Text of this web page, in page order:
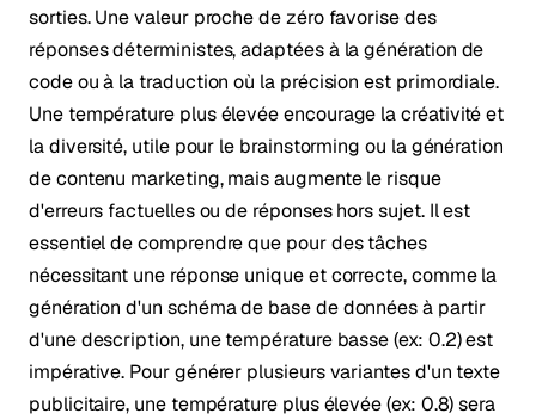
sorties. Une valeur proche de zéro favorise des
réponses déterministes, adaptées à la génération de
code ou à la traduction où la précision est primordiale.
Une température plus élevée encourage la créativité et
la diversité, utile pour le brainstorming ou la génération
de contenu marketing, mais augmente le risque
d'erreurs factuelles ou de réponses hors sujet. Il est
essentiel de comprendre que pour des tâches
nécessitant une réponse unique et correcte, comme la
génération d'un schéma de base de données à partir
d'une description, une température basse (ex: 0.2) est
impérative. Pour générer plusieurs variantes d'un texte
publicitaire, une température plus élevée (ex: 0.8) sera